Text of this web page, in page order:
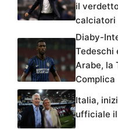
il
calciatori
Diaby-
Tedeschi
Arabe, la
Complica
Italia,
ufficiale